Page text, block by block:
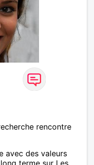
rencontre
avec des valeurs
terme sur Les